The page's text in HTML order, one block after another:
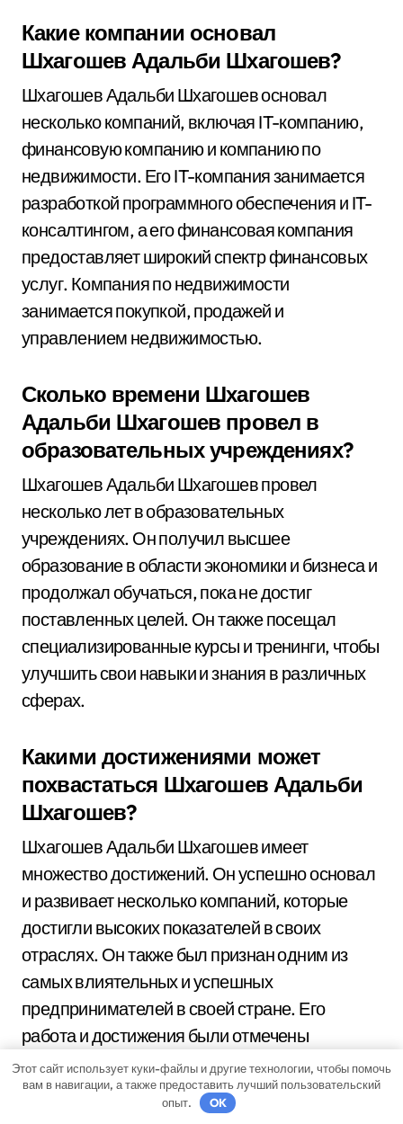
Какие компании основал
Шхагошев Адальби Шхагошев?
Шхагошев Адальби Шхагошев основал
несколько компаний, включая IT-компанию,
финансовую компанию и компанию по
недвижимости. Его IT-компания занимается
разработкой программного обеспечения и IT-
консалтингом, а его финансовая компания
предоставляет широкий спектр финансовых
услуг. Компания по недвижимости
занимается покупкой, продажей и
управлением недвижимостью.
Сколько времени Шхагошев
Адальби Шхагошев провел в
образовательных учреждениях?
Шхагошев Адальби Шхагошев провел
несколько лет в образовательных
учреждениях. Он получил высшее
образование в области экономики и бизнеса и
продолжал обучаться, пока не достиг
поставленных целей. Он также посещал
специализированные курсы и тренинги, чтобы
улучшить свои навыки и знания в различных
сферах.
Какими достижениями может
похвастаться Шхагошев Адальби
Шхагошев?
Шхагошев Адальби Шхагошев имеет
множество достижений. Он успешно основал
и развивает несколько компаний, которые
достигли высоких показателей в своих
отраслях. Он также был признан одним из
самых влиятельных и успешных
предпринимателей в своей стране. Его
работа и достижения были отмечены
различными наградами и номинациями.
Какие успехи и достижения имеет
Этот сайт использует куки-файлы и другие технологии, чтобы помочь
вам в навигации, а также предоставить лучший пользовательский
опыт.
OK